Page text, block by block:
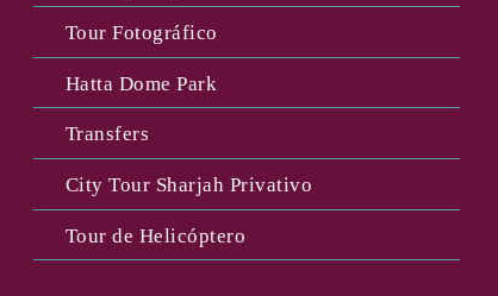
Tour Fotográfico
Hatta Dome Park
Transfers
City Tour Sharjah Privativo
Tour de Helicóptero